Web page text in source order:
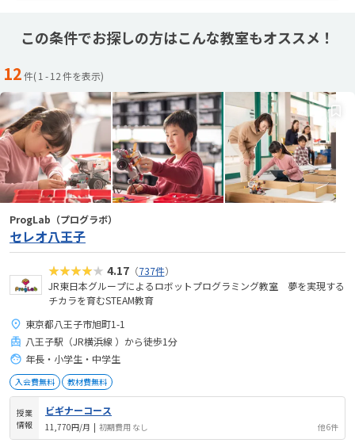
この条件でお探しの方はこんな教室もオススメ！
12件(1 -12件を表示)
ProgLab（プログラボ）
セレオ八王子
★★★★★ 4.17（737件）
JR東日本グループによるロボットプログラミング教室 夢を実現する
チカラを育むSTEAM教育
東京都八王子市旭町1-1
八王子駅（JR横浜線 ）から徒歩1分
年長・小学生・中学生
入会費無料 教材費無料
授業
情報
ビギナーコース
11,770円/月 | 初期費用 なし 他6件